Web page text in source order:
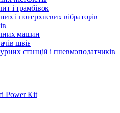
і трамбівок
і поверхневих вібраторів
машин
швів
станцій і пневмоподатчиків
Power Kit